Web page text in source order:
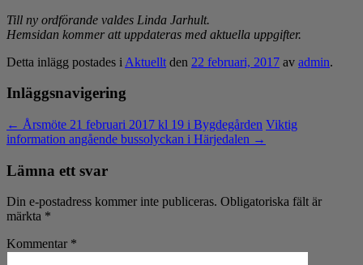
Till ny ordförande valdes Linda Jarhult.
Hemsidan kommer att uppdateras med aktuella uppgifter.
Detta inlägg postades i Aktuellt den 22 februari, 2017 av admin.
Inläggsnavigering
← Årsmöte 21 februari 2017 kl 19 i Bygdegården Viktig
information angående bussolyckan i Härjedalen →
Lämna ett svar
Din e-postadress kommer inte publiceras. Obligatoriska fält är
märkta *
Kommentar *